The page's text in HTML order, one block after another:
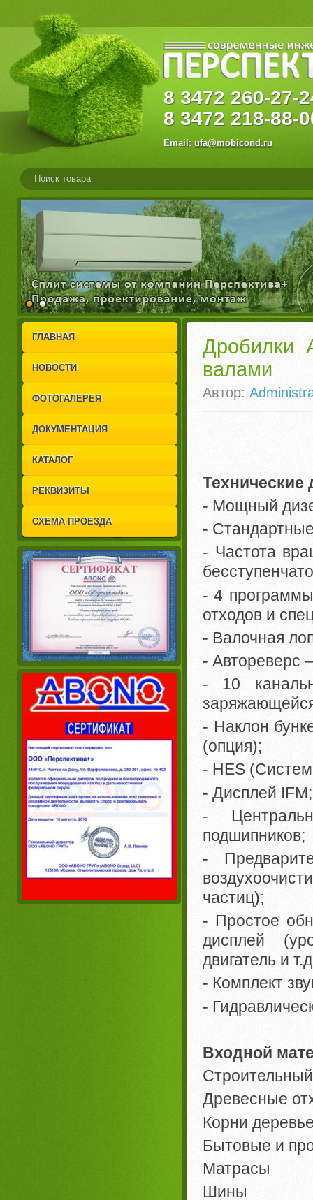
8 3472 260-
8 3472 218-88-
Email: ufa@mobicond.ru
1
2
ГЛАВНАЯ
НОВОСТИ
ФОТОГАЛЕРЕЯ
ДОКУМЕНТАЦИЯ
КАТАЛОГ
РЕКВИЗИТЫ
СХЕМА ПРОЕЗДА
Дробилки
валами
Автор:
- Мощный
-
- Частота
- 4
отходов и
- Валочная
- Автореверс
- 10
- Наклон
(опция);
- HES
- Дисплей IFM;
-
подшипников;
-
частиц);
- Простое
дисплей
двигатель и
- Комплект
-
Входной
Древесные
Корни
Бытовые и
Матрасы
Шины